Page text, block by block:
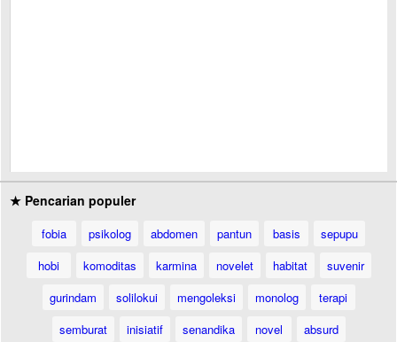
★ Pencarian populer
fobia psikolog abdomen pantun basis
sepupu
hobi
komoditas karmina novelet habitat
suvenir
gurindam
solilokui mengoleksi monolog
terapi
semburat
inisiatif senandika novel
absurd